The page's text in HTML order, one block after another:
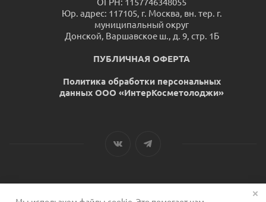
ОГРН: 1157746348055
Юр. адрес: 117105, г. Москва, вн. тер. г.
муниципальный округ
Донской, Варшавское ш., д. 9, стр. 1Б
ПУБЛИЧНАЯ ОФЕРТА
Политика обработки персональных
данных ООО «ИнтерКосметолоджи»